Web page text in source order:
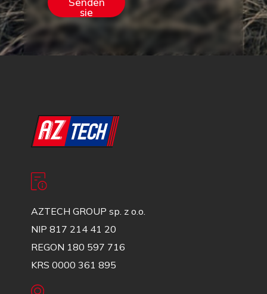
sie
AZTECH GROUP sp. z o.o.
NIP 817 214 41 20
REGON 180 597 716
KRS 0000 361 895